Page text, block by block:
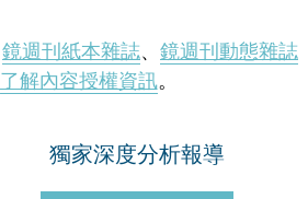
鏡週刊紙本雜誌、 鏡週刊動態雜誌
了解內容授權資訊。
獨家深度分析報導